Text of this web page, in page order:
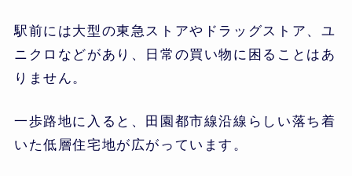
駅前には大型の東急ストアやドラッグストア、ユ
ニクロなどがあり、日常の買い物に困ることはあ
りません。
一歩路地に入ると、田園都市線沿線らしい落ち着
いた低層住宅地が広がっています。